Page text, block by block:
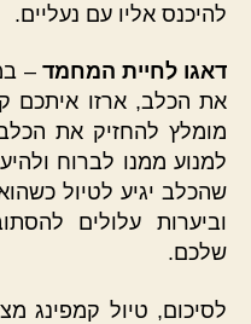
להיכנס אליו עם נעליים.
דאגו לחיית המחמד –
את הכלב, ארזו איתכם
מומלץ להחזיק את
למנוע ממנו לברוח
שהכלב יגיע לטיול
וביערות עלולים
שלכם.
לסיכום, טיול קמפינג